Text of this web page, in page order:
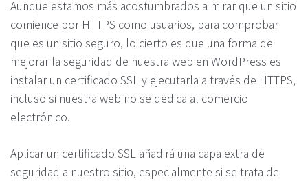
Aunque estamos más acostumbrados a mirar que un sitio
comience por HTTPS como usuarios, para comprobar
que es un sitio seguro, lo cierto es que una forma de
mejorar la seguridad de nuestra web en WordPress es
instalar un certificado SSL y ejecutarla a través de HTTPS,
incluso si nuestra web no se dedica al comercio
electrónico.
Aplicar un certificado SSL añadirá una capa extra de
seguridad a nuestro sitio, especialmente si se trata de